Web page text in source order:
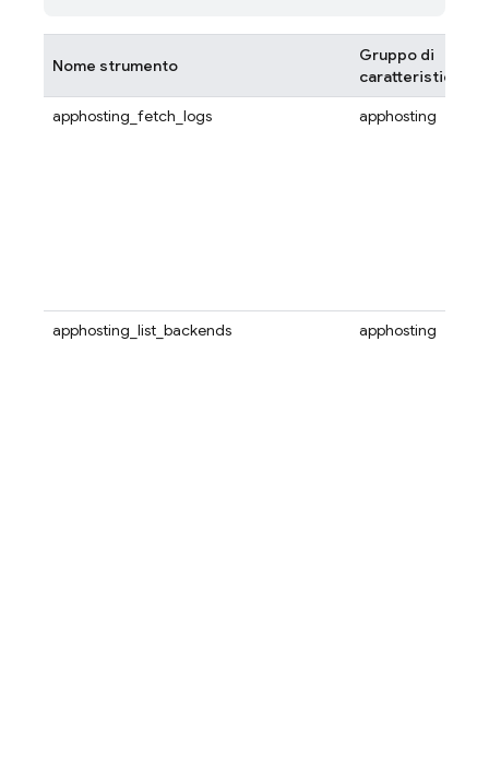
Nome strumento
Gruppo di
caratteristiche
apphosting_fetch_logs
apphosting
apphosting_list_backends apphosting